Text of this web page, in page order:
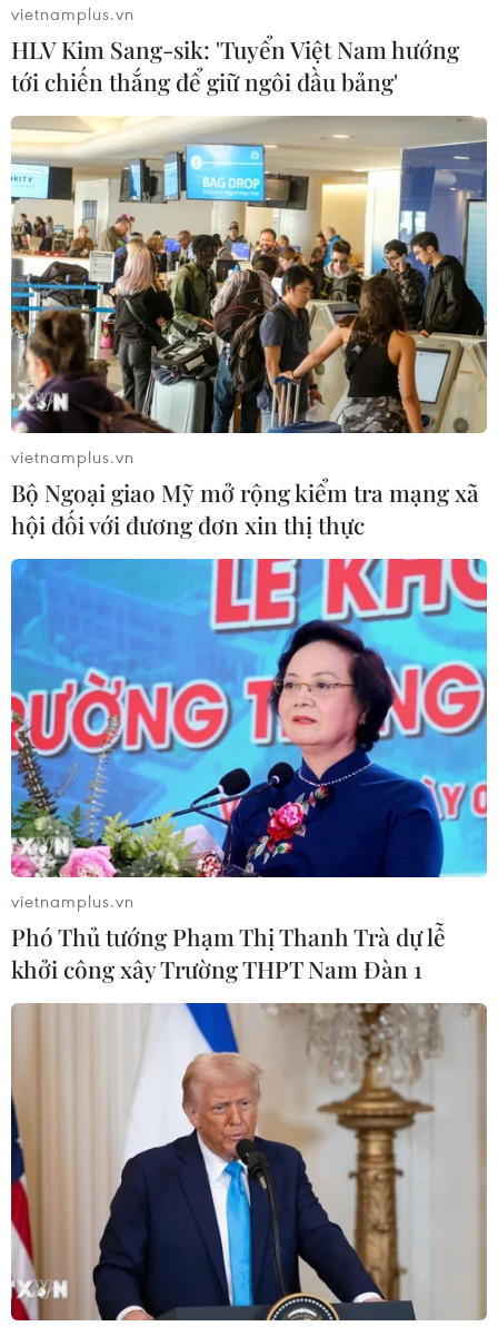
vietnamplus.vn
HLV Kim Sang-sik: 'Tuyển Việt Nam hướng
tới chiến thắng để giữ ngôi đầu bảng'
vietnamplus.vn
Bộ Ngoại giao Mỹ mở rộng kiểm tra mạng xã
hội đối với đương đơn xin thị thực
vietnamplus.vn
Phó Thủ tướng Phạm Thị Thanh Trà dự lễ
khởi công xây Trường THPT Nam Đàn 1